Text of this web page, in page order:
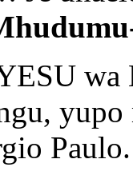
wa
Paulo.